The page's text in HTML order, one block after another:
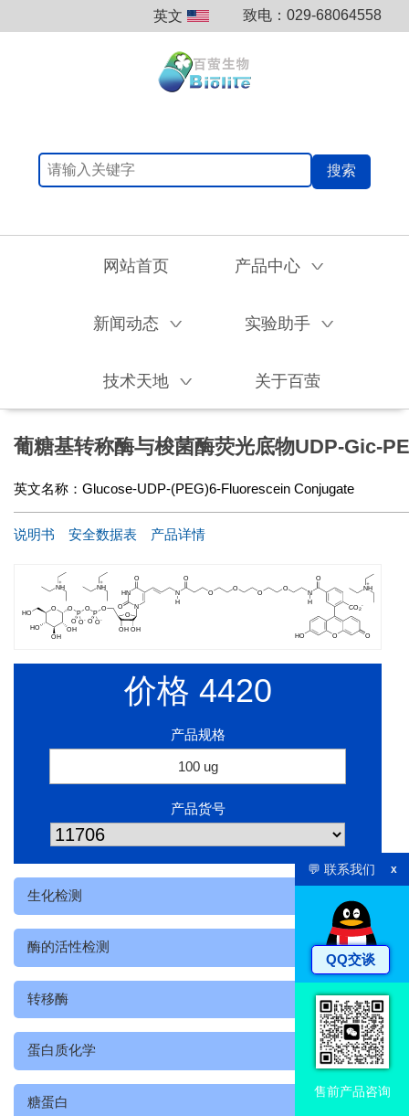
英文 致电：029-68064558
搜索
网站首页 产品中心 V
新闻动态 V 实验助手 V
技术天地 V 关于百萤
葡糖基转称酶与梭菌酶荧光底物UDP-Gic-
英文名称： Glucose-UDP-(PEG)6-Fluorescein Conjugate
说明书 安全数据表 产品详情
价格 4420
产品规格
100 ug
产品货号
生化检测
酶的活性检测
转移酶
蛋白质化学
糖蛋白
💬 联系我们 x
QQ交谈
售前产品咨询